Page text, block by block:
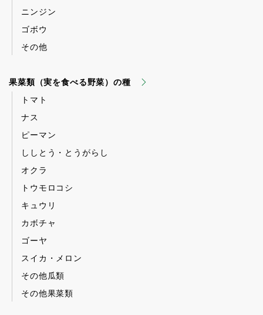
ニンジン
ゴボウ
その他
果菜類（実を食べる野菜）の種
トマト
ナス
ピーマン
ししとう・とうがらし
オクラ
トウモロコシ
キュウリ
カボチャ
ゴーヤ
スイカ・メロン
その他瓜類
その他果菜類